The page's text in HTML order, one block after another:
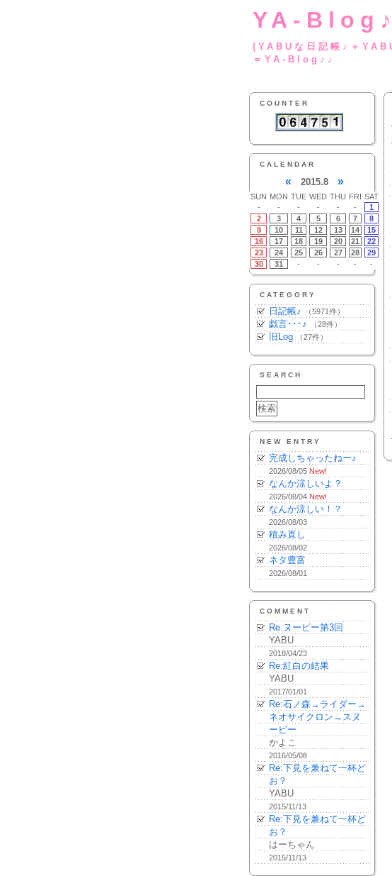
YA-
(YABUな日
＝YA-Blog♪♪
COUNTER
CALENDAR
« 2015.8 »
SUN MON TUE WED THU FRI SAT
-
- - - - -
1
2
3 4 5 6 7
8
9
10 11 12 13 14
15
16
17 18 19 20 21
22
23
24 25 26 27 28
29
30
31 - - - - -
CATEGORY
日記帳♪ （5971件）
戯言･･･♪ （28件）
旧Log （27件）
SEARCH
NEW ENTRY
完成しちゃったねー♪
2026/08/05 New!
なんか涼しいよ？
2026/08/04 New!
なんか涼しい！？
2026/08/03
積み直し
2026/08/02
ネタ豊富
2026/08/01
COMMENT
Re:ヌーピー第3回
YABU
2018/04/23
Re:紅白の結果
YABU
2017/01/01
Re:石ノ森→ライダー→
ネオサイクロン→スヌ
ーピー
かよこ
2016/05/08
Re:下見を兼ねて一杯ど
お？
YABU
2015/11/13
Re:下見を兼ねて一杯ど
お？
はーちゃん
2015/11/13